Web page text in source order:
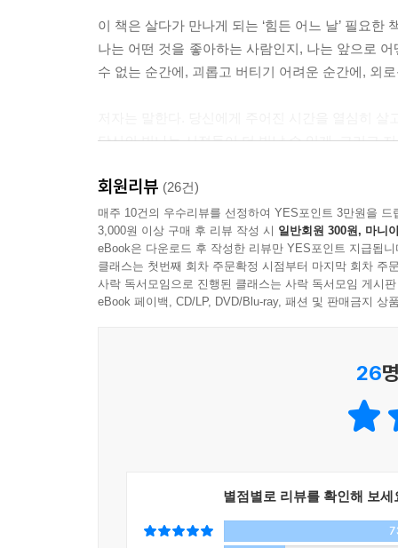
의미를 두지 마
의미를 두지 않으면 아무것도 아니야
아름다운 이야기는 시작되었다
앞으로도 당신은
어떤 모습이어도 아름답다
아름다운 이야기는
밤하늘에 별이 되어 당신을 비춘다.
--- p.64, 「아름다운 것에 시작」 중에서
이 책은 살다가 만나게 되는 ‘힘든 어느 날’ 필요한
나는 어떤 것을 좋아하는 사람인지, 나는 앞으로
수 없는 순간에, 괴롭고 버티기 어려운 순간에, 외
당신의 빛나는 시절들이 더 빛날 수 있게, 그리고
바람처럼 거침없이 나아갈 수 있는 용기와 위로와
회원리뷰 (26건)
매주 10건의 우수리뷰를 선정하여 YES포인트 3만원을 드
3,000원 이상 구매 후 리뷰 작성 시 일반회원 300원, 마니
eBook은 다운로드 후 작성한 리뷰만 YES포인트 지급됩니
클래스는 첫번째 회차 주문확정 시점부터 마지막 회차 주
사락 독서모임으로 진행된 클래스는 사락 독서모임 게시
eBook 페이백, CD/LP, DVD/Blu-ray, 패션 및 판매금지 상
26
별점별로 리뷰를 확인해 보세